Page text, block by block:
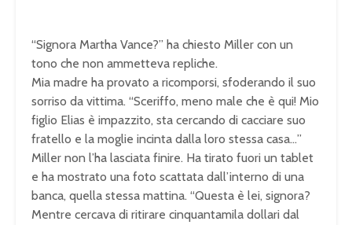
“Signora Martha Vance?” ha chiesto Miller con un
tono che non ammetteva repliche.
Mia madre ha provato a ricomporsi, sfoderando il suo
sorriso da vittima. “Sceriffo, meno male che è qui! Mio
figlio Elias è impazzito, sta cercando di cacciare suo
fratello e la moglie incinta dalla loro stessa casa…”
Miller non l’ha lasciata finire. Ha tirato fuori un tablet
e ha mostrato una foto scattata dall’interno di una
banca, quella stessa mattina. “Questa è lei, signora?
Mentre cercava di ritirare cinquantamila dollari dal